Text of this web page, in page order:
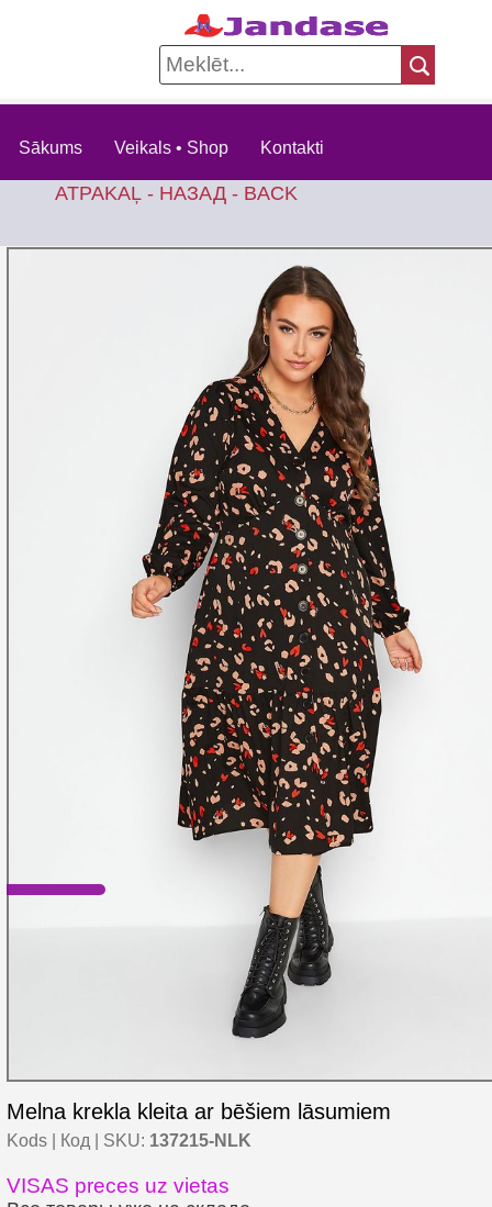
Sākums Veikals • Shop Kontakti
ATPAKAĻ - НАЗАД - BACK
Melna krekla kleita ar bēšiem lāsumiem
Kods | Код | SKU: 137215-NLK
VISAS preces uz vietas